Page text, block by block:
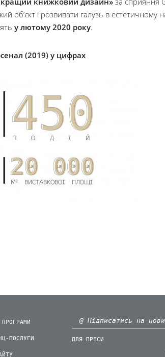
об’єкт і розвивати галузь в
у лютому 2020 року.
(2019) у цифрах
ПОСЛУГИ ДЛЯ ПРЕСИ